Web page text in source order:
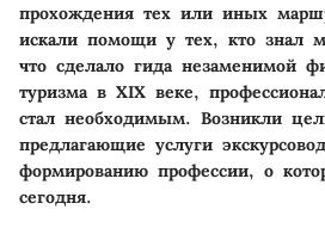
прохождения тех или иных
искали помощи у тех, кто знал
что сделало гида незаменимой
туризма в XIX веке,
стал необходимым. Возникли
предлагающие услуги
формированию профессии, о
сегодня.